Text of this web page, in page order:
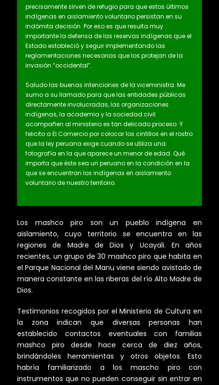
precisamente sirven de refugio para que estos últimos
indígenas en aislamiento voluntario persistan en su
indómita decisión. Por eso es que resulta muy
importante la defensa de las reservas indígenas que el
Estado estableció y seguir implementando las
reglamentaciones necesarias que los protejan de la
invasión “occidental”.
Saludo las buenas intenciones de la viceministra. Me
sumo a su llamado para que las entidades públicas
directamente involucradas, las organizaciones
indígenas, la academia y la sociedad civil
acompañen al ministerio es tan delicado proceso. Y
felicito a El Comercio por colocar los cintillos en el rostro
que la ley peruana exige cuando se utiliza una
fotografía en la que aparece un menor de edad. Qué
importa que éste sea un peruano en la condición en la
que se encuentran los indígenas en aislamiento
voluntario de nuestro territorio.
Los mashco piro son un pueblo indígena en
aislamiento, cuyo territorio se encuentra en las
regiones de Madre de Dios y Ucayali. En años
recientes, un grupo de 30 mashco piro que habita en
el Parque Nacional del Manu viene siendo avistado de
manera constante en las riberas del río Alto Madre de
Dios.
Testimonios recogidos por el Ministerio de Cultura en
la zona indican que diversas personas han
establecido contactos eventuales con familias
mashco piro desde hace cerca de diez años,
brindándoles herramientas y otros objetos. Esto
habría familiarizado a los mascho piro con
instrumentos que no pueden conseguir sin entrar en